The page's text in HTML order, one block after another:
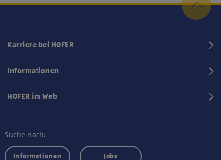
Karriere bei HOFER
Informationen
HOFER im Web
Suche nach:
Informationen Jobs